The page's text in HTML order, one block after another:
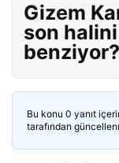
Gizem
son
Bu konu 0 yanıt
tarafından